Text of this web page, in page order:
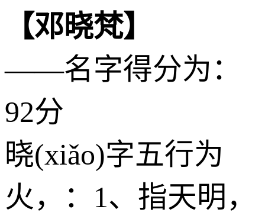
【邓晓梵】
——名字得分为：
92分
晓(xiǎo)字五行为
火 ，：1、指天明，